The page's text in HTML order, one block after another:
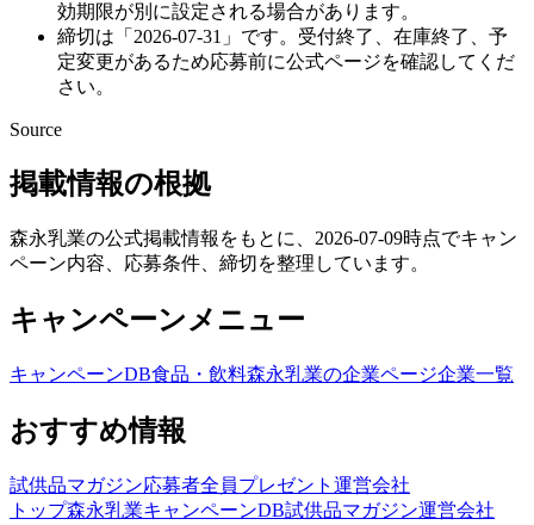
効期限が別に設定される場合があります。
締切は「2026-07-31」です。受付終了、在庫終了、予
定変更があるため応募前に公式ページを確認してくだ
さい。
Source
掲載情報の根拠
森永乳業の公式掲載情報をもとに、2026-07-09時点でキャン
ペーン内容、応募条件、締切を整理しています。
キャンペーンメニュー
キャンペーンDB食品・飲料森永乳業の企業ページ企業一覧
おすすめ情報
試供品マガジン応募者全員プレゼント 運営会社
トップ森永乳業キャンペーンDB試供品マガジン運営会社